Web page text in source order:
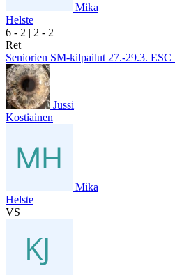
Mika
Helste
6 - 2 | 2 - 2
Ret
Seniorien SM-kilpailut 27.-29.3. ESC
Jussi
Kostiainen
Mika
Helste
VS